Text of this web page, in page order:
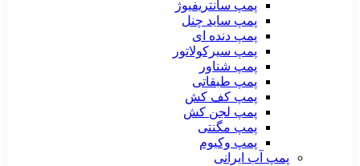
پمپ سانتریفیوژ
پمپ ساید چنل
پمپ دنده ای
پمپ سیرکولاتور
پمپ شناور
پمپ طبقاتی
پمپ کف کش
پمپ لجن کش
پمپ مگنتی
پمپ وکیوم
پمپ آب ایرانی